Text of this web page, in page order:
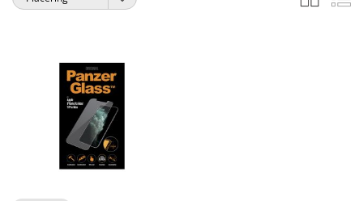
som
Sorter